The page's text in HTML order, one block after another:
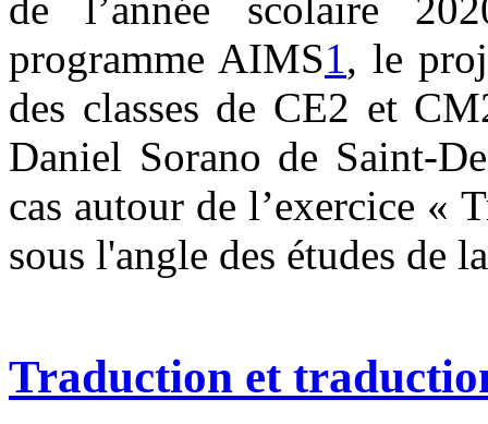
programme AIMS1, le
des classes de CE2 et
Daniel Sorano de Saint-
cas autour de l’exercice «
sous l'angle des études de
Traduction et